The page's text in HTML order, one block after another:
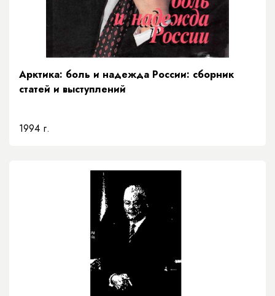
Арктика: боль и надежда России: сборник
статей и выступлений
1994 г.